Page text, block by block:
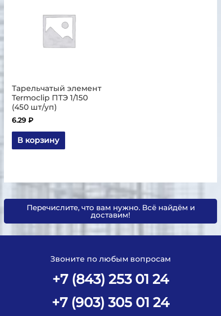
Перечислите, что вам нужно. Всё найдём и
доставим!
Тарельчатый элемент
Termoclip ПТЭ 1/150
(450 шт/уп)
6.29 ₽
В корзину
Звоните по любым вопросам
+7 (843) 253 01 24
+7 (903) 305 01 24